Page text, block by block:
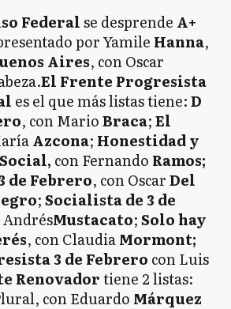
Federalse desprende A+
por Yamile Hanna,
Aires, con Oscar
El Frente Progresista
es el que más listas tiene:D
, con MarioBraca;El
Azcona; Honestidad y
con Fernando Ramos;
de Febrero, con OscarDel
;Socialista de 3 de
AndrésMustacato;Solo hay
, con ClaudiaMormont;
3 de Febrero con Luis
Renovadortiene 2 listas:
con Eduardo Márquez